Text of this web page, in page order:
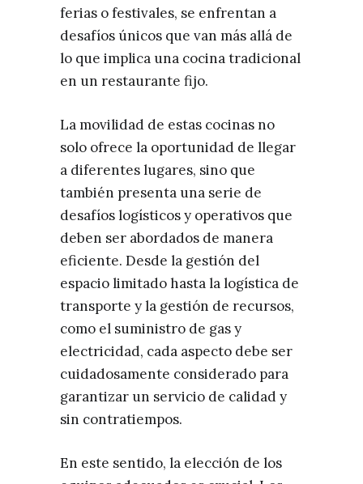
ferias o festivales, se enfrentan a
desafíos únicos que van más allá de
lo que implica una cocina tradicional
en un restaurante fijo.
La movilidad de estas cocinas no
solo ofrece la oportunidad de llegar
a diferentes lugares, sino que
también presenta una serie de
desafíos logísticos y operativos que
deben ser abordados de manera
eficiente. Desde la gestión del
espacio limitado hasta la logística de
transporte y la gestión de recursos,
como el suministro de gas y
electricidad, cada aspecto debe ser
cuidadosamente considerado para
garantizar un servicio de calidad y
sin contratiempos.
En este sentido, la elección de los